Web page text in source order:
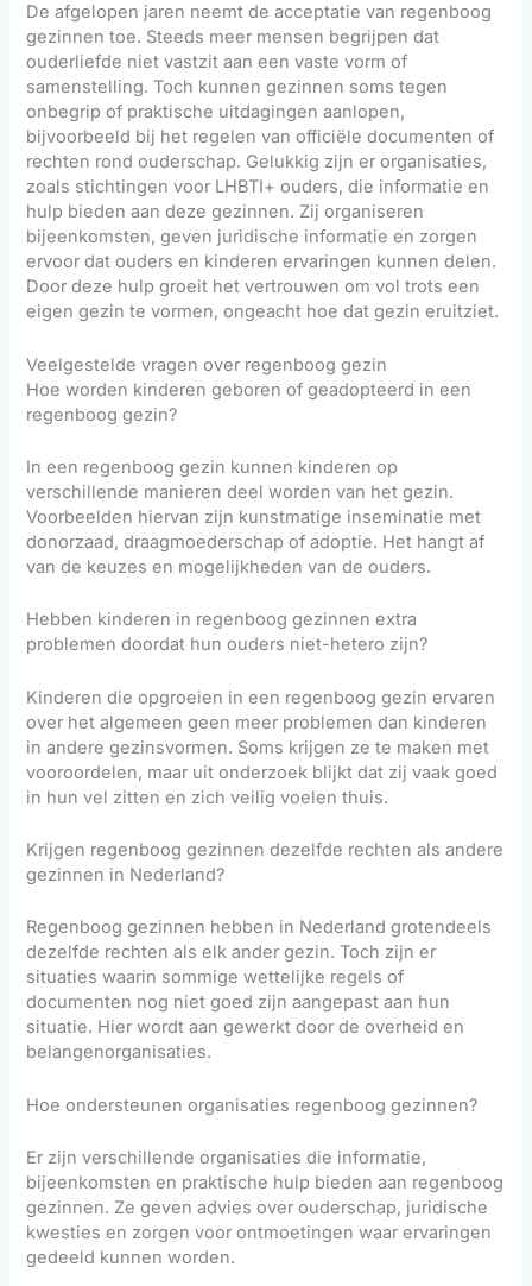
De afgelopen jaren neemt de acceptatie van regenboog
gezinnen toe. Steeds meer mensen begrijpen dat
ouderliefde niet vastzit aan een vaste vorm of
samenstelling. Toch kunnen gezinnen soms tegen
onbegrip of praktische uitdagingen aanlopen,
bijvoorbeeld bij het regelen van officiële documenten of
rechten rond ouderschap. Gelukkig zijn er organisaties,
zoals stichtingen voor LHBTI+ ouders, die informatie en
hulp bieden aan deze gezinnen. Zij organiseren
bijeenkomsten, geven juridische informatie en zorgen
ervoor dat ouders en kinderen ervaringen kunnen delen.
Door deze hulp groeit het vertrouwen om vol trots een
eigen gezin te vormen, ongeacht hoe dat gezin eruitziet.
Veelgestelde vragen over regenboog gezin
Hoe worden kinderen geboren of geadopteerd in een
regenboog gezin?
In een regenboog gezin kunnen kinderen op
verschillende manieren deel worden van het gezin.
Voorbeelden hiervan zijn kunstmatige inseminatie met
donorzaad, draagmoederschap of adoptie. Het hangt af
van de keuzes en mogelijkheden van de ouders.
Hebben kinderen in regenboog gezinnen extra
problemen doordat hun ouders niet-hetero zijn?
Kinderen die opgroeien in een regenboog gezin ervaren
over het algemeen geen meer problemen dan kinderen
in andere gezinsvormen. Soms krijgen ze te maken met
vooroordelen, maar uit onderzoek blijkt dat zij vaak goed
in hun vel zitten en zich veilig voelen thuis.
Krijgen regenboog gezinnen dezelfde rechten als andere
gezinnen in Nederland?
Regenboog gezinnen hebben in Nederland grotendeels
dezelfde rechten als elk ander gezin. Toch zijn er
situaties waarin sommige wettelijke regels of
documenten nog niet goed zijn aangepast aan hun
situatie. Hier wordt aan gewerkt door de overheid en
belangenorganisaties.
Hoe ondersteunen organisaties regenboog gezinnen?
Er zijn verschillende organisaties die informatie,
bijeenkomsten en praktische hulp bieden aan regenboog
gezinnen. Ze geven advies over ouderschap, juridische
kwesties en zorgen voor ontmoetingen waar ervaringen
gedeeld kunnen worden.